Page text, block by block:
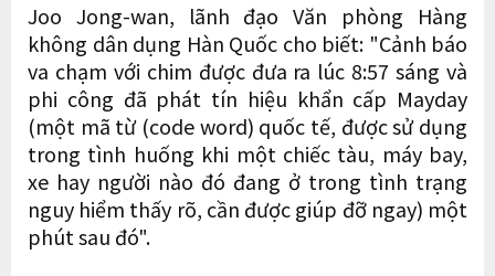
Joo Jong-wan, lãnh đạo Văn phòng Hàng
không dân dụng Hàn Quốc cho biết: "Cảnh báo
va chạm với chim được đưa ra lúc 8:57 sáng và
phi công đã phát tín hiệu khẩn cấp Mayday
(một mã từ (code word) quốc tế, được sử dụng
trong tình huống khi một chiếc tàu, máy bay,
xe hay người nào đó đang ở trong tình trạng
nguy hiểm thấy rõ, cần được giúp đỡ ngay) một
phút sau đó".